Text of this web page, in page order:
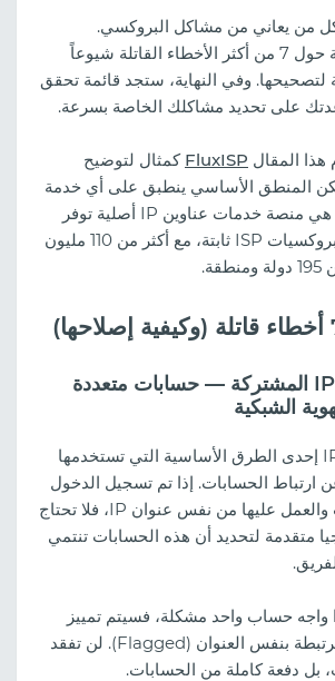
من يعاني من مشاكل البروكسي.
سأصحبكم في جولة حول 7 من أكثر الأخطاء القاتلة شيوعاً
لتصحيحها. وفي النهاية، ستجد قائمة تحقق
على تحديد مشاكلك الخاصة بسرعة.
المقال FluxISP كمثال لتوضيح
لكن المنطق الأساسي ينطبق على أي خدمة
هي منصة خدمات عناوين IP أصلية توفر
عناوين IP سكنية وبروكسيات ISP ثابتة، مع أكثر من 110 مليون
الخطأ 1: عناوين IP المشتركة — حسابات متعددة
الشبكية
تعد مراقبة عناوين IP إحدى الطرق الأساسية التي تستخدمها
الحسابات. إذا تم تسجيل الدخول
إلى خمسة حسابات والعمل عليها من نفس عنوان IP، فلا تحتاج
متقدمة لتحديد أن هذه الحسابات تنتمي
واجه حساب واحد مشكلة، فسيتم تمييز
جميع الحسابات المرتبطة بنفس العنوان (Flagged). لن تفقد
بل دفعة كاملة من الحسابات.